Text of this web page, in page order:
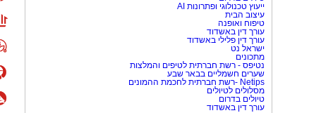
ייעוץ טכנולוגי ופתרונות AI
עיצוב הבית
טיפוח ואופנה
עורך דין באשדוד
עורך דין פלילי באשדוד
ישראל נט
מתכונים
נטיפס - רשת חברתית לטיפים והמלצות
שערים חשמליים בבאר שבע
Netips -רשת חברתית לחכמת ההמונים
מסלולים לטיולים
טיולים בדרום
עורך דין באשדוד